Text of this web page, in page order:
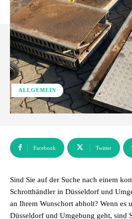
ALLGEMEIN
Facebook Twitter
Sind Sie auf der Suche nach einem
Schrotthändler in Düsseldorf und
an Ihrem Wunschort abholt? Wenn es
Düsseldorf und Umgebung geht, sind